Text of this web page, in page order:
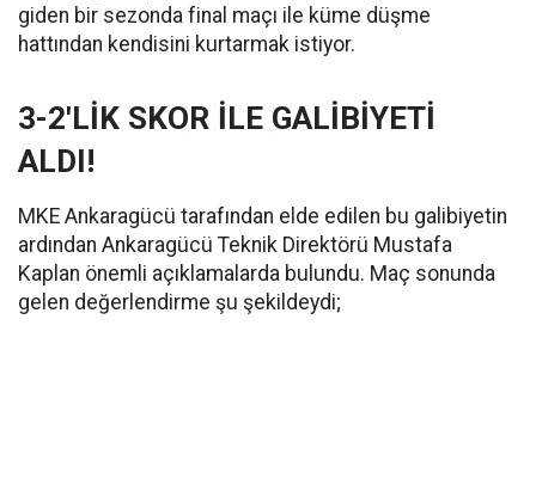
giden bir sezonda final maçı ile küme düşme
hattından kendisini kurtarmak istiyor.
3-2'LİK SKOR İLE GALİBİYETİ
ALDI!
MKE Ankaragücü tarafından elde edilen bu galibiyetin
ardından Ankaragücü Teknik Direktörü Mustafa
Kaplan önemli açıklamalarda bulundu. Maç sonunda
gelen değerlendirme şu şekildeydi;